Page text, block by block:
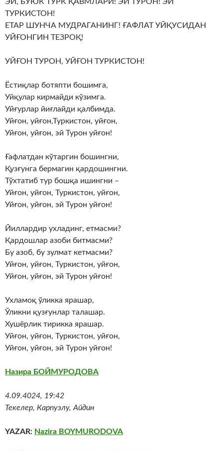
ЭЙ, БУЮК ТУРК ҚАВМЛАРИ! ЭЙ ТУРОН! ЭЙ
ТУРКИСТОН!
ЕТАР ШУНЧА МУДРАГАНИНГ! ҒАФЛАТ УЙҚУСИДАН
УЙҒОНГИН ТЕЗРОҚ!
УЙҒОН ТУРОН, УЙҒОН ТУРКИСТОН!
Ёстиқлар ботяпти бошимга,
Уйқулар кирмайди кўзимга.
Уйғурлар йиғлайди қалбимда.
Уйғон, уйғон,Туркистон, уйғон,
Уйғон, уйғон, эй Турон уйғон!
Ғафлатдан кўтаргин бошингни,
Қузғунга бермагин қардошингни.
Тўхтатиб тур бошқа ишингни –
Уйғон, уйғон, Туркистон, уйғон,
Уйғон, уйғон, эй Турон уйғон!
Йиллардир ухладинг, етмасми?
Қардошлар азоби битмасми?
Бу азоб, бу зулмат кетмасми?
Уйғон, уйғон, Туркистон, уйғон,
Уйғон, уйғон, эй Турон уйғон!
Ухламоқ ўликка ярашар,
Ўликни қузғунлар талашар.
Хушёрлик тирикка ярашар.
Уйғон, уйғон, Туркистон, уйғон,
Уйғон, уйғон, эй Турон уйғон!
Назира БОЙМУРОДОВА
4.09.4024, 19:42
Текелер, Карпузлу, Айдин
YAZAR: Nazira BOYMURODOVA